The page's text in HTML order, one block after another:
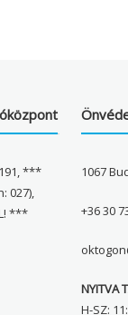
***
027),
***
1067
+36 30
NYITVA
H-SZ: